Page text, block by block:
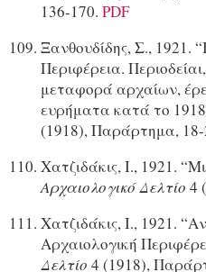
136-170. PDF
Ξανθουδίδης, Σ., 1921.
Περιφέρεια.
μεταφορά αρχαίων,
ευρήματα κατά το
(1918), Παράρτημα, 18-
Χατζιδάκις, Ι., 1921.
Αρχαιολογικό Δελτίο 4
Χατζιδάκις, Ι., 1921.
Αρχαιολογική
Δελτίο 4 (1918),